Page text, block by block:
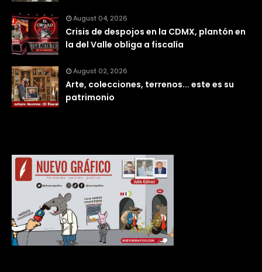
August 04, 2026
Crisis de despojos en la CDMX, plantón en
la del Valle obliga a fiscalía
August 02, 2026
Arte, colecciones, terrenos... este es su
patrimonio